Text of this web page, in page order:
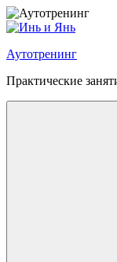
Перейти
к
Аутотренинг
Практические